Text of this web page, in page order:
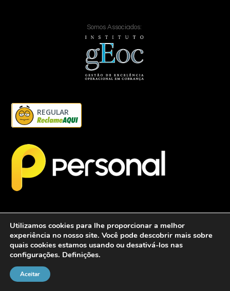
Somos Associados:
REGULAR
2026 - Personalcob - CNPJ: 12.837.042/0001-60- Todos direitos
Utilizamos cookies para lhe proporcionar a melhor
experiência no nosso site. Você pode descobrir mais sobre
quais cookies estamos usando ou desativá-los nas
configurações. Definições.
Aceitar